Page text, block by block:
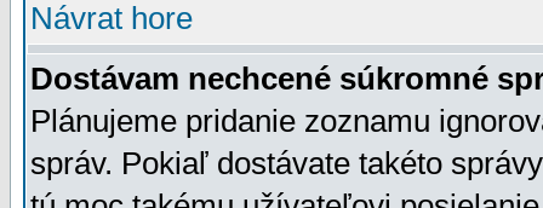
Návrat hore
Dostávam nechcené súkromné
Plánujeme pridanie zoznamu
správ. Pokiaľ dostávate takéto